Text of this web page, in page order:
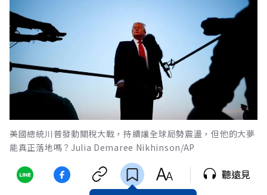
美國總統川普發動關稅大戰，持續讓全球局勢震盪，但他的大夢
能真正落地嗎？Julia Demaree Nikhinson/AP
聽遠見